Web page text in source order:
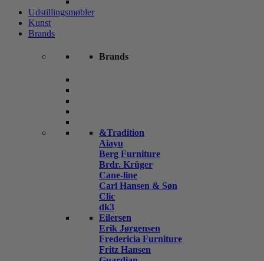
Udstillingsmøbler
Kunst
Brands
Brands
&Tradition
Aiayu
Berg Furniture
Brdr. Krüger
Cane-line
Carl Hansen & Søn
Clic
dk3
Eilersen
Erik Jørgensen
Fredericia Furniture
Fritz Hansen